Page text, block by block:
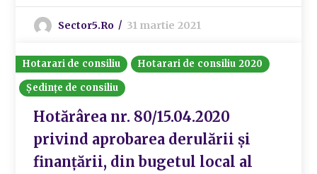
Sector5.ro 31 martie 2021
Hotarari de consiliu
Hotarari de consiliu 2020
Ședințe de consiliu
Hotărârea nr. 80/15.04.2020
privind aprobarea derulării și
finanțării, din bugetul local al